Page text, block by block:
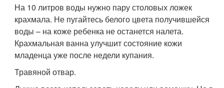
На 10 литров воды нужно пару столовых ложек
крахмала. Не пугайтесь белого цвета получившейся
воды – на коже ребенка не останется налета.
Крахмальная ванна улучшит состояние кожи
младенца уже после недели купания.
Травяной отвар.